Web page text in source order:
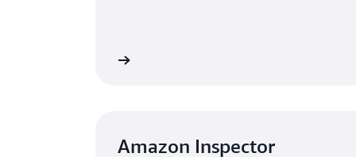
Amazon Inspector